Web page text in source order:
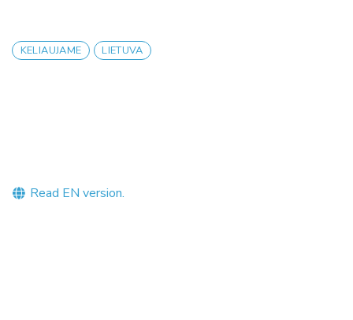
KELIAUJAME LIETUVA
Read EN version.